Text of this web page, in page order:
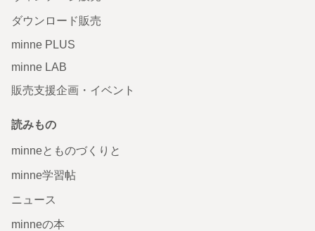
ダウンロード販売
minne PLUS
minne LAB
販売支援企画・イベント
読みもの
minneとものづくりと
minne学習帖
ニュース
minneの本